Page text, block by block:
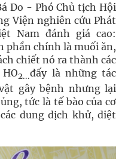
Do - Phó Chủ tịch Hội
Viện nghiên cứu Phát
Nam đánh giá cao:
phần chính là muối ăn,
chiết nó ra thành các
HO2...đấy là những tác
gây bệnh nhưng lại
tức là tế bào của cơ
dung dịch khử, diệt